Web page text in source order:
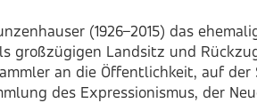
(1926–2015) das
großzügigen Landsitz und
an die Öffentlichkeit, auf der
des Expressionismus, der